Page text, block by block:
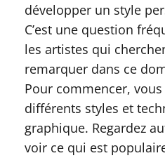
développer un style
C’est une question
les artistes qui
remarquer dans ce
Pour commencer,
différents styles et
graphique. Regardez
voir ce qui est